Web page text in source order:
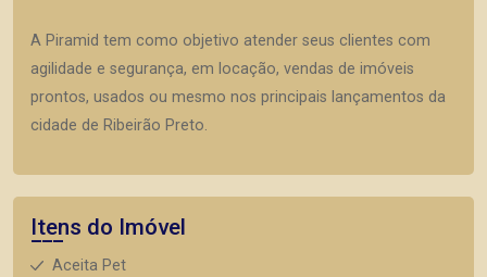
A Piramid tem como objetivo atender seus clientes com
agilidade e segurança, em locação, vendas de imóveis
prontos, usados ou mesmo nos principais lançamentos da
cidade de Ribeirão Preto.
Itens do Imóvel
Aceita Pet